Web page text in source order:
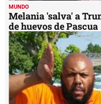
MUNDO
Melania 'salva' a
de huevos de Pascua